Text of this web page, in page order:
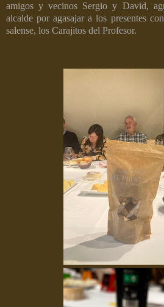
amigos y vecinos Sergio y David,
alcalde por agasajar a los presentes
salense, los Carajitos del Profesor.